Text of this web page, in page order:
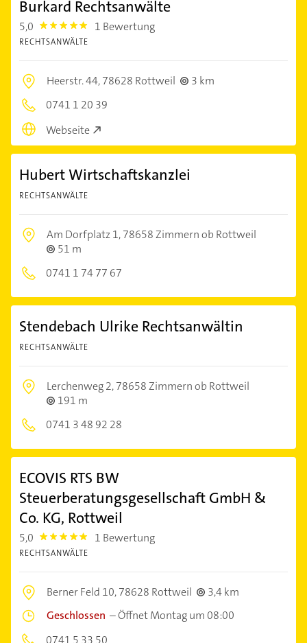
Burkard Rechtsanwälte
5,0 5.0 1 Bewertung
RECHTSANWÄLTE
Heerstr. 44,78628 Rottweil
3 km
0741 1 20 39
Webseite
Hubert Wirtschaftskanzlei
RECHTSANWÄLTE
Am Dorfplatz 1,78658 Zimmern ob Rottweil
51 m
0741 1 74 77 67
Stendebach Ulrike Rechtsanwältin
RECHTSANWÄLTE
Lerchenweg 2,78658 Zimmern ob Rottweil
191 m
0741 3 48 92 28
ECOVIS RTS BW
Steuerberatungsgesellschaft GmbH &
Co. KG, Rottweil
5,0 5.0 1 Bewertung
RECHTSANWÄLTE
Berner Feld 10,78628 Rottweil
3,4 km
Geschlossen –Öffnet Montag um 08:00
0741 5 33 50